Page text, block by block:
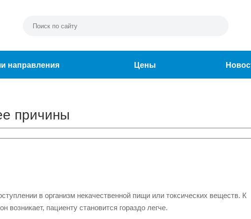
направления Цены
причины
в организм некачественной пищи или токсических веществ. К
возникает, пациенту становится гораздо легче.